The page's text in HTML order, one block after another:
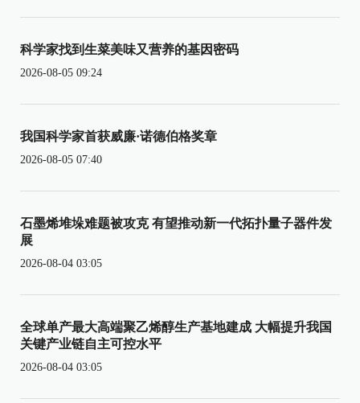
科学家找到生菜美味又营养的基因密码
2026-08-05 09:24
我国科学家首获威廉·诺德伯格奖章
2026-08-05 07:40
石墨烯堆垛难题被攻克 有望推动新一代拓扑量子器件发
展
2026-08-04 03:05
全球单产最大高端聚乙烯醇生产基地建成 大幅提升我国
关键产业链自主可控水平
2026-08-04 03:05